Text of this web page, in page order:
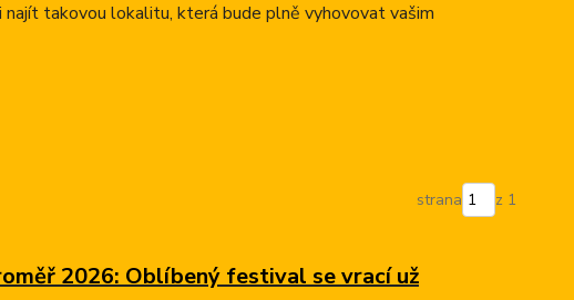
najít takovou lokalitu, která bude plně vyhovovat vašim
strana z 1
2026: Oblíbený festival se vrací už